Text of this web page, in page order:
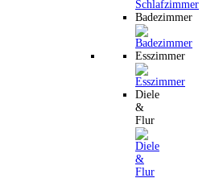
Badezimmer
Esszimmer
Diele
&
Flur